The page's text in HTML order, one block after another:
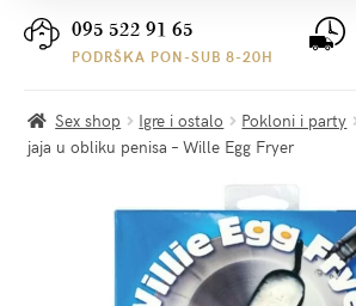
Plaćanje i dostava
095 522 91 65
PODRŠKA PON-SUB 8-20H
Sex shop Igre i ostalo Pokloni i party
jaja u obliku penisa – Wille Egg Fryer